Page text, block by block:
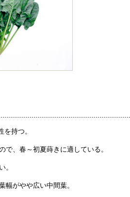
持つ。
で、春～初夏蒔きに適している。
。
幅がやや広い中間葉。